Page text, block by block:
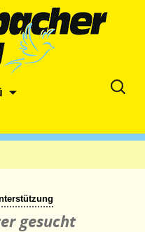
Suche
gesucht